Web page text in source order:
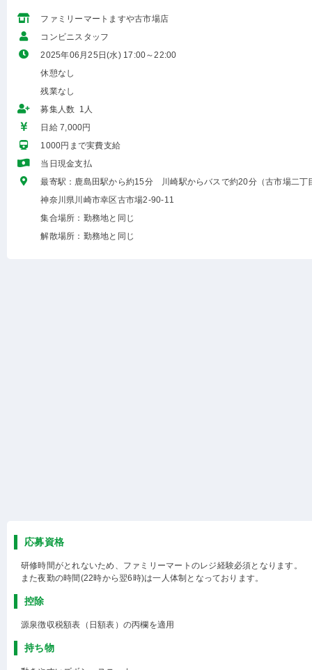
ファミリーマートますや古市場店
コンビニスタッフ
2025年06月25日(水) 17:00～22:00
休憩なし
残業なし
募集人数 1人
日給 7,000円
1000円まで実費支給
当日現金支払
最寄駅：鹿島田駅から約15分 川崎駅からバスで約20分（古市場二丁
神奈川県川崎市幸区古市場2-90-11
集合場所：勤務地と同じ
解散場所：勤務地と同じ
応募資格
研修時間がとれないため、ファミリーマートのレジ経験必須となります。
また夜勤の時間(22時から翌6時)は一人体制となっております。
控除
源泉徴収税額表（日額表）の丙欄を適用
持ち物